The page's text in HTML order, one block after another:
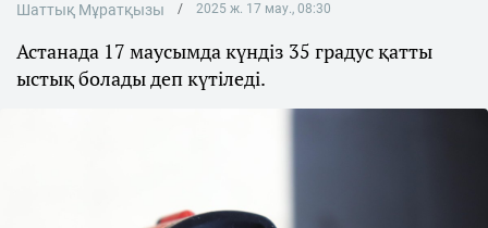
Шаттық Мұратқызы 2025 ж. 17 мау., 08:30
Астанада 17 маусымда күндіз 35 градус қатты
ыстық болады деп күтіледі.